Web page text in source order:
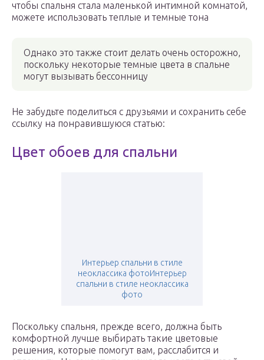
чтобы спальня стала маленькой интимной комнатой,
можете использовать теплые и темные тона
Однако это также стоит делать очень осторожно,
поскольку некоторые темные цвета в спальне
могут вызывать бессонницу
Не забудьте поделиться с друзьями и сохранить себе
ссылку на понравившуюся статью:
Цвет обоев для спальни
Интерьер спальни в стиле
неоклассика фотоИнтерьер
спальни в стиле неоклассика
фото
Поскольку спальня, прежде всего, должна быть
комфортной лучше выбирать такие цветовые
решения, которые помогут вам, расслабится и